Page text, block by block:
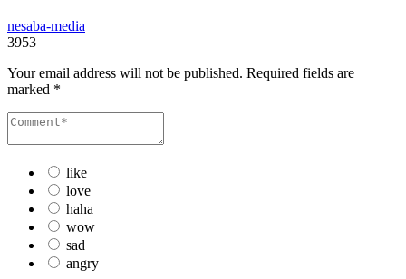
nesaba-media
3953
Your email address will not be published. Required fields are
marked *
like
love
haha
wow
sad
angry